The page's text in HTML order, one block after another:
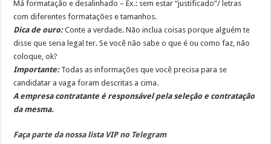
Má formatação e desalinhado – Ex.: sem estar “justificado”/ letras
com diferentes formatações e tamanhos.
Dica de ouro: Conte a verdade. Não inclua coisas porque alguém te
disse que seria legal ter. Se você não sabe o que é ou como faz, não
coloque, ok?
Importante:Todas as informações que você precisa para se
candidatar a vaga foram descritas a cima.
A empresa contratante é responsável pela seleção e contratação
da mesma.
Faça parte da nossa lista VIP no Telegram